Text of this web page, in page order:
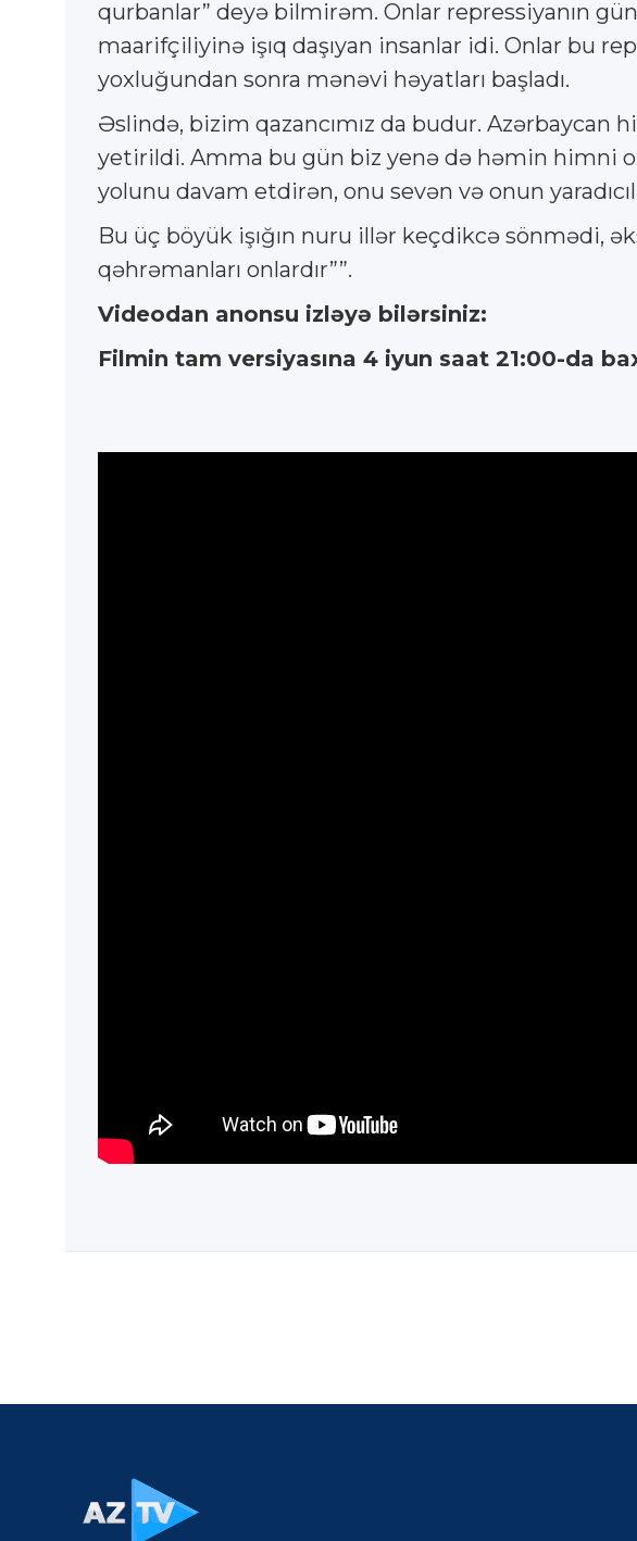
qurbanlar” deyə bilmirəm. Onlar repressiyanın
maarifçiliyinə işıq daşıyan insanlar idi. Onlar bu
yoxluğundan sonra mənəvi həyatları başladı.
Əslində, bizim qazancımız da budur.
yetirildi. Amma bu gün biz yenə də həmin himni
yolunu davam etdirən, onu sevən və onun
Bu üç böyük işığın nuru illər keçdikcə sönmədi,
qəhrəmanları onlardır””.
Videodan anonsu izləyə bilərsiniz:
Filmin tam versiyasına 4 iyun saat 21:00-da